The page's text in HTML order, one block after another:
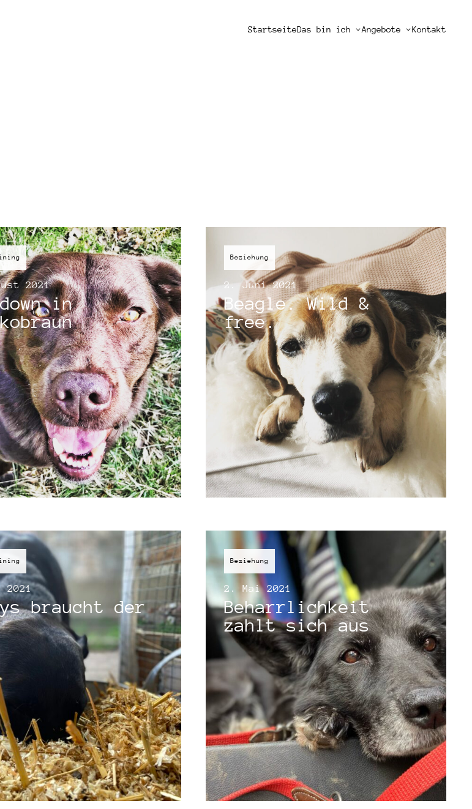
StartseiteDas bin ich Angebote Kontakt
2021
in
Beziehung
2. Juni 2021
Beagle. Wild &
free.
2021
braucht der
Beziehung
2. Mai 2021
Beharrlichkeit
zahlt sich aus